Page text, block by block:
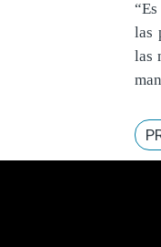
las
las